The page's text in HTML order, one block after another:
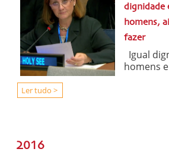
dignidade
homens,
fazer
Igual
homens
Ler tudo >
2016